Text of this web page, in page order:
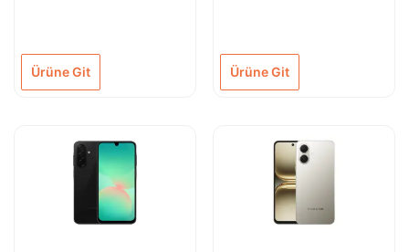
Ürüne Git Ürüne Git